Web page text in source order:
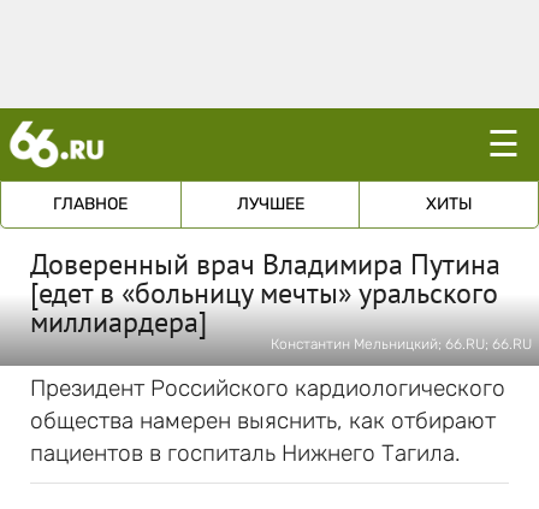
☰
ГЛАВНОЕ ЛУЧШЕЕ ХИТЫ
Доверенный врач Владимира Путина
[едет в «больницу мечты» уральского
миллиардера]
Константин Мельницкий; 66.RU; 66.RU
Президент Российского кардиологического
общества намерен выяснить, как отбирают
пациентов в госпиталь Нижнего Тагила.